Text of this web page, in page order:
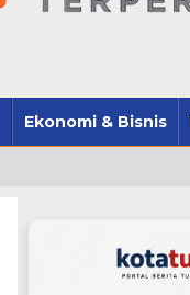
Ekonomi & Bisnis